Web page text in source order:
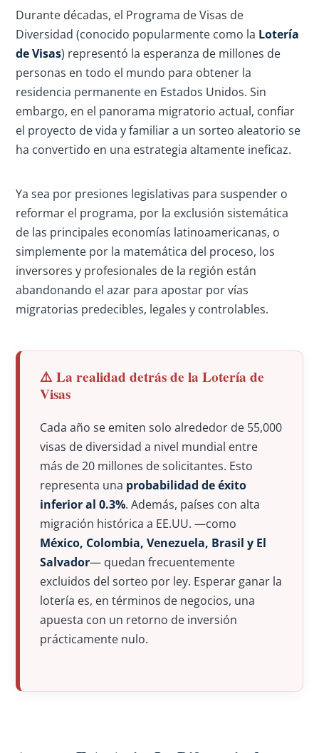
Durante décadas, el Programa de Visas de
Diversidad (conocido popularmente como la Lotería
de Visas) representó la esperanza de millones de
personas en todo el mundo para obtener la
residencia permanente en Estados Unidos. Sin
embargo, en el panorama migratorio actual, confiar
el proyecto de vida y familiar a un sorteo aleatorio se
ha convertido en una estrategia altamente ineficaz.
Ya sea por presiones legislativas para suspender o
reformar el programa, por la exclusión sistemática
de las principales economías latinoamericanas, o
simplemente por la matemática del proceso, los
inversores y profesionales de la región están
abandonando el azar para apostar por vías
migratorias predecibles, legales y controlables.
⚠️ La realidad detrás de la Lotería de
Visas
Cada año se emiten solo alrededor de 55,000
visas de diversidad a nivel mundial entre
más de 20 millones de solicitantes. Esto
representa una probabilidad de éxito
inferior al 0.3%. Además, países con alta
migración histórica a EE.UU. —como
México, Colombia, Venezuela, Brasil y El
Salvador— quedan frecuentemente
excluidos del sorteo por ley. Esperar ganar la
lotería es, en términos de negocios, una
apuesta con un retorno de inversión
prácticamente nulo.